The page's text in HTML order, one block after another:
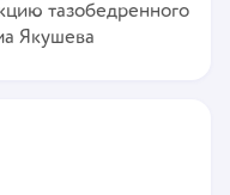
тазобедренного
Якушева